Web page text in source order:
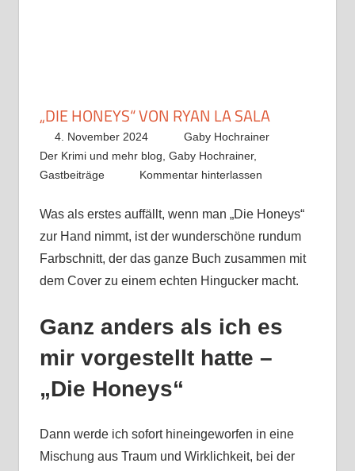
„DIE HONEYS“ VON RYAN LA SALA
4. November 2024
Gaby Hochrainer
Der Krimi und mehr blog, Gaby Hochrainer,
Gastbeiträge
Kommentar hinterlassen
Was als erstes auffällt, wenn man „Die Honeys“
zur Hand nimmt, ist der wunderschöne rundum
Farbschnitt, der das ganze Buch zusammen mit
dem Cover zu einem echten Hingucker macht.
Ganz anders als ich es
mir vorgestellt hatte –
„Die Honeys“
Dann werde ich sofort hineingeworfen in eine
Mischung aus Traum und Wirklichkeit, bei der